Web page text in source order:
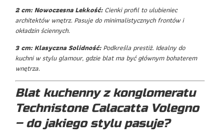
2 cm: Nowoczesna Lekkość:Cienki profil to ulubieniec
architektów wnętrz. Pasuje do minimalistycznych frontów i
okładzin ściennych.
3 cm: Klasyczna Solidność:Podkreśla prestiż. Idealny do
kuchni w stylu glamour, gdzie blat ma być głównym bohaterem
wnętrza.
Blat kuchenny z konglomeratu
Technistone Calacatta Volegno
– do jakiego stylu pasuje?